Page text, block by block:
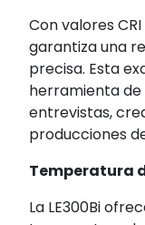
Con valores CRI
garantiza una
precisa. Esta
herramienta
entrevistas,
producciones
Temperatura
La LE300Bi